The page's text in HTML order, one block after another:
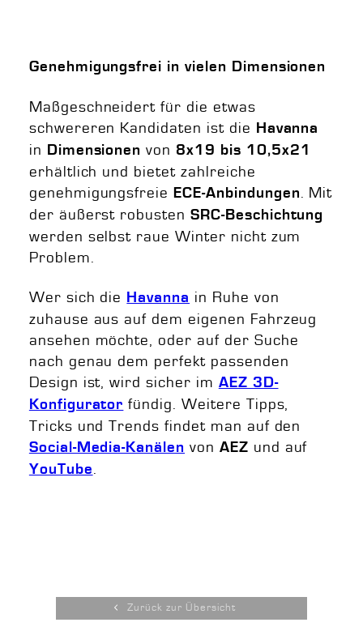
Genehmigungsfrei in vielen Dimensionen
Maßgeschneidert für die etwas
schwereren Kandidaten ist die Havanna
in Dimensionen von 8x19 bis 10,5x21
erhältlich und bietet zahlreiche
genehmigungsfreie ECE-Anbindungen. Mit
der äußerst robustenSRC-Beschichtung
werden selbst raue Winter nicht zum
Problem.
Wer sich die Havanna in Ruhe von
zuhause aus auf dem eigenen Fahrzeug
ansehen möchte, oder auf der Suche
nach genau dem perfekt passenden
Design ist, wird sicher im AEZ 3D-
Konfigurator fündig. Weitere Tipps,
Tricks und Trends findet man auf den
Social-Media-Kanälen von AEZ und auf
YouTube.
Zurück zur Übersicht